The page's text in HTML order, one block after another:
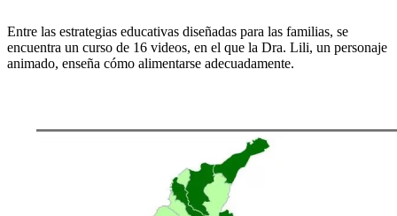
Entre las estrategias educativas diseñadas para las familias, se
encuentra un curso de 16 videos, en el que la Dra. Lili, un personaje
animado, enseña cómo alimentarse adecuadamente.